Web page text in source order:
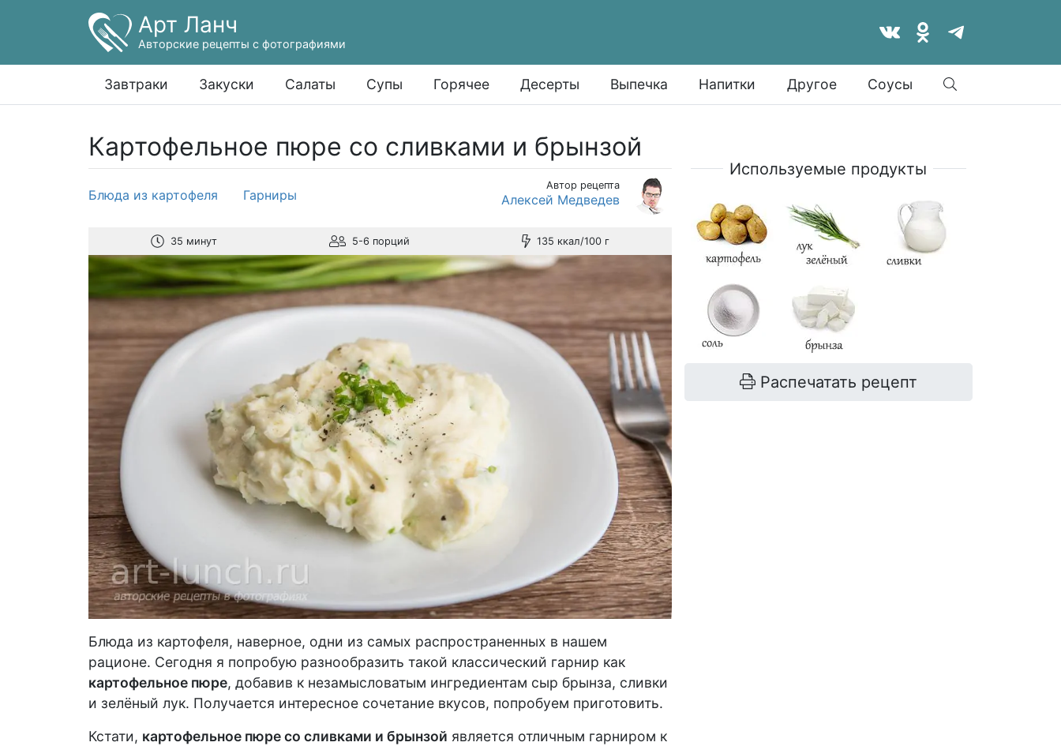
Арт Ланч
Авторские рецепты с фотографиями
Завтраки Закуски Салаты Супы Горячее Десерты Выпечка Напитки Другое Соусы
Найти
Картофельное пюре со сливками и брынзой
Блюда из картофеля Гарниры
Автор рецепта
Алексей Медведев
35 минут 5-6 порций 135 ккал/100 г
Блюда из картофеля, наверное, одни из самых распространенных в нашем
рационе. Сегодня я попробую разнообразить такой классический гарнир как
картофельное пюре, добавив к незамысловатым ингредиентам сыр брынза, сливки
и зелёный лук. Получается интересное сочетание вкусов, попробуем приготовить.
Кстати, картофельное пюре со сливками и брынзой является отличным гарниром к
Используемые продукты
Распечатать рецепт